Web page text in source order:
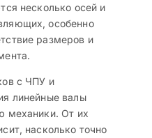
несколько осей и
особенно
размеров и
с ЧПУ и
линейные валы
механики. От их
насколько точно